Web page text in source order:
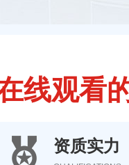
线观看
资质实力